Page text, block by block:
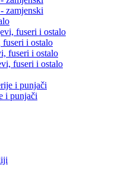
zamjenski
fuseri i ostalo
i ostalo
fuseri i ostalo
fuseri i ostalo
i punjači
i punjači